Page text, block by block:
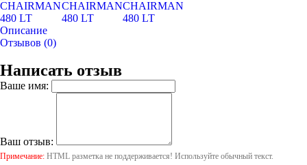
Описание
Отзывов (0)
Написать отзыв
Ваше имя:
Ваш отзыв:
Примечание: HTML разметка не поддерживается! Используйте обычный текст.